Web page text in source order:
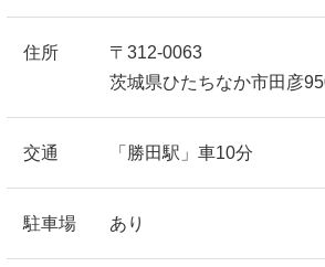
住所
〒312-0063
茨城県ひたちなか市田彦
交通 「勝田駅」車10分
駐車場 あり